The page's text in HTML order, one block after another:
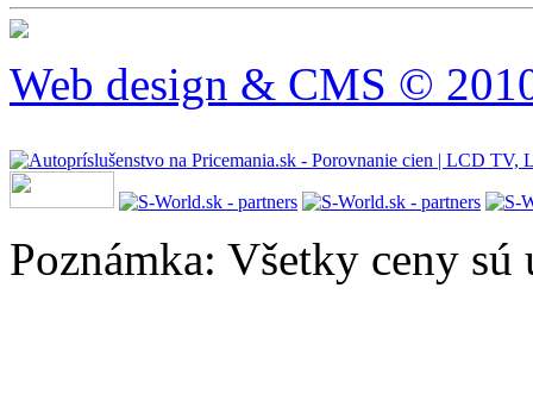
Web design & CMS ©
Poznámka: Všetky ceny sú